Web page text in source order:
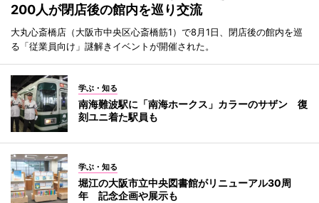
200人が閉店後の館内を巡り交流
大丸心斎橋店（大阪市中央区心斎橋筋1）で8月1日、閉店後の館内を巡
る「従業員向け」謎解きイベントが開催された。
学ぶ・知る
南海難波駅に「南海ホークス」カラーのサザン 復
刻ユニ着た駅員も
学ぶ・知る
堀江の大阪市立中央図書館がリニューアル30周
年 記念企画や展示も